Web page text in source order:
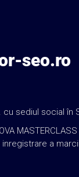
seo.ro
cu sediul
a